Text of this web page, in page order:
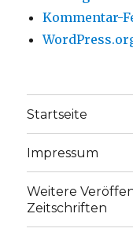
Kommentar-
Startseite
Impressum
Weitere
Zeitschriften